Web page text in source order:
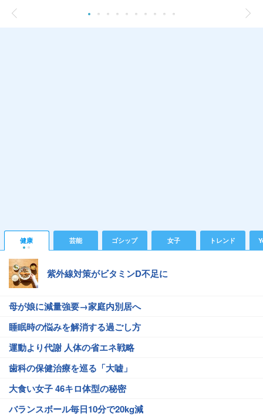
健康 芸能 ゴシップ 女子 トレンド
紫外線対策がビタミンD不足に
母が娘に減量強要→家庭内別居へ
睡眠時の悩みを解消する過ごし方
運動より代謝 人体の省エネ戦略
歯科の保健治療を巡る「大嘘」
大食い女子 46キロ体型の秘密
バランスボール毎日10分で20kg減